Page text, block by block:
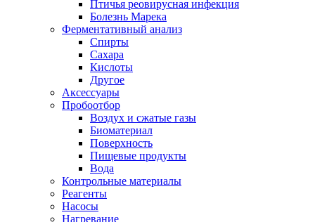
Птичья реовирусная инфекция
Болезнь Марека
Ферментативный анализ
Спирты
Сахара
Кислоты
Другое
Аксессуары
Пробоотбор
Воздух и сжатые газы
Биоматериал
Поверхность
Пищевые продукты
Вода
Контрольные материалы
Реагенты
Насосы
Нагревание